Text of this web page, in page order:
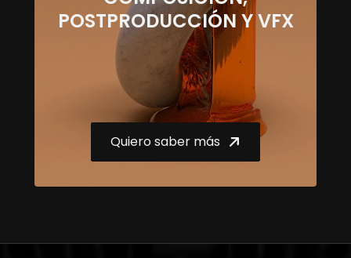
POSTPRODUCCIÓN Y VFX
Quiero saber más